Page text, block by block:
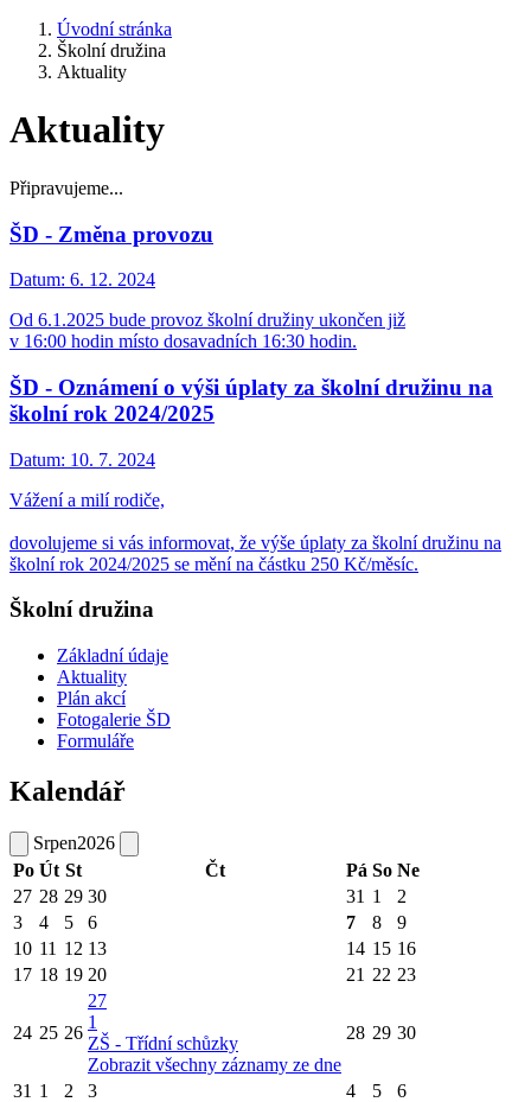
Úvodní stránka
Školní družina
Aktuality
Aktuality
Připravujeme...
ŠD - Změna provozu
Datum: 6. 12. 2024
Od 6.1.2025 bude provoz školní družiny ukončen již
v 16:00 hodin místo dosavadních 16:30 hodin.
ŠD - Oznámení o výši úplaty za školní družinu na
školní rok 2024/2025
Datum: 10. 7. 2024
Vážení a milí rodiče,
dovolujeme si vás informovat, že výše úplaty za školní družinu na
školní rok 2024/2025 se mění na částku 250 Kč/měsíc.
Školní družina
Základní údaje
Aktuality
Plán akcí
Fotogalerie ŠD
Formuláře
Kalendář
Srpen2026
Po Út St Čt Pá So Ne
27 28 29 30 31 1
2
3
4 5 6 7 8
9
10 11 12 13 14 15 16
17 18 19 20 21 22 23
24 25 26
27
1
ZŠ - Třídní schůzky
Zobrazit všechny záznamy ze dne
28 29 30
31 1 2 3 4 5 6